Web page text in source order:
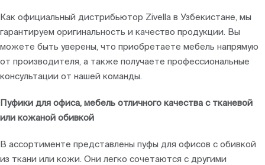
Как официальный дистрибьютор Zivella в Узбекистане, мы
гарантируем оригинальность и качество продукции. Вы
можете быть уверены, что приобретаете мебель напрямую
от производителя, а также получаете профессиональные
консультации от нашей команды.
Пуфики для офиса, мебель отличного качества с тканевой
или кожаной обивкой
В ассортименте представлены пуфы для офисов с обивкой
из ткани или кожи. Они легко сочетаются с другими